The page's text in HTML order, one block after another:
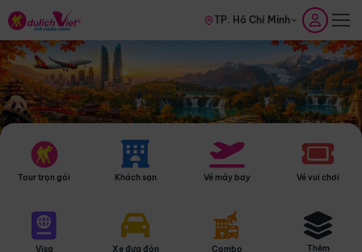
TP. Hồ Chí Minh
Tour trọn gói Khách sạn Vé máy bay Vé vui chơi
Visa Xe đưa đón Combo Thêm